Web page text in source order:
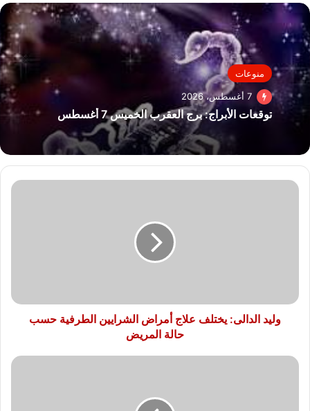
منوعات
7 أغسطس، 2026
توقعات الأبراج: برج العقرب الخميس 7 أغسطس
وليد
حالة
المريضوليد الدالى: يختلف علاج أمراض الشرايين الطرفية حسب
حالة المريض
BBC